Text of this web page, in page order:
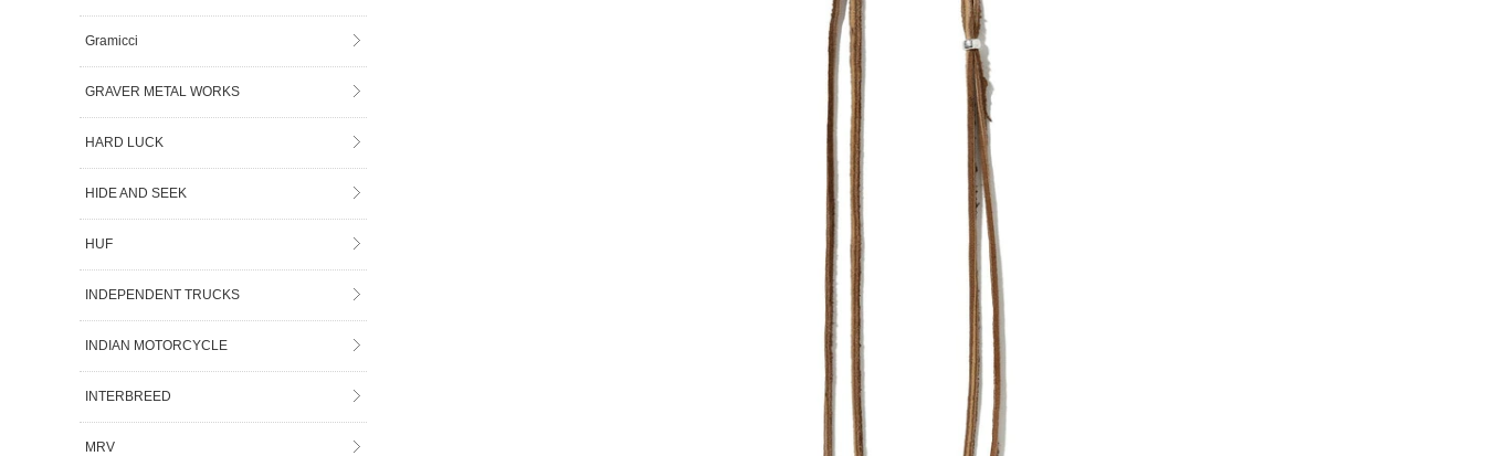
Gramicci
GRAVER METAL WORKS
HARD LUCK
HIDE AND SEEK
HUF
INDEPENDENT TRUCKS
INDIAN MOTORCYCLE
INTERBREED
MRV